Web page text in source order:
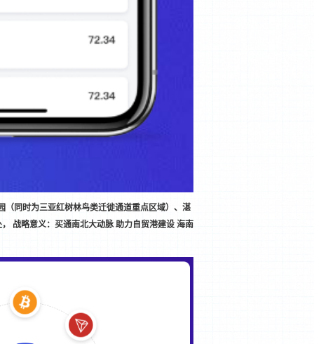
同时为三亚红树林鸟类迁徙通道重点区域）、湛
战略意义：买通南北大动脉 助力自贸港建设 海南